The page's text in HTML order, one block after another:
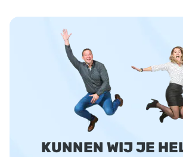
KUNNEN WIJ JE